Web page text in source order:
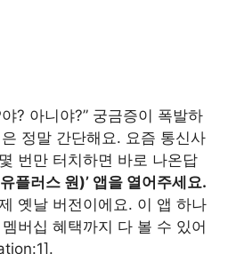
? 아니야?” 궁금증이 폭발하
정말 간단해요. 요즘 통신사
번만 터치하면 바로 나온답
플러스 원)’ 앱을 열어주세요.
옛날 버전이에요. 이 앱 하나
버십 혜택까지 다 볼 수 있어